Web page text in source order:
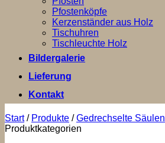
Pfostenköpfe
Kerzenständer aus Holz
Tischuhren
Tischleuchte Holz
Bildergalerie
Lieferung
Kontakt
Start / Produkte / Gedrechselte Säulen
Produktkategorien